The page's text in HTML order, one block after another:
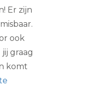
Er zijn
ook
jij graag
komt